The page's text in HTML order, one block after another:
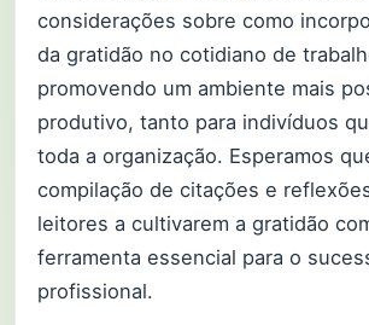
considerações sobre como
da gratidão no cotidiano de
promovendo um ambiente mais
produtivo, tanto para indivíduos
toda a organização. Esperamos
compilação de citações e
leitores a cultivarem a gratidão
ferramenta essencial para o
profissional.